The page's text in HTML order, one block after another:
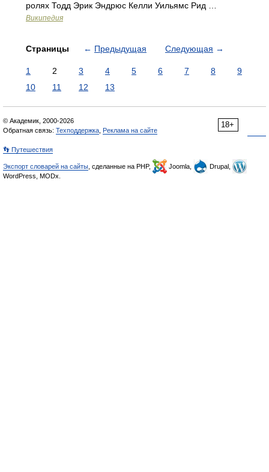
ролях Тодд Эрик Эндрюс Келли Уильямс Рид …
Википедия
Страницы ← Предыдущая Следующая →
1 2 3 4 5 6 7 8
9
10
11 12 13
18+
© Академик, 2000-2026
Обратная связь: Техподдержка Реклама на сайте
👣 Путешествия
Экспорт словарей на сайты , сделанные на PHP, Joomla,
Drupal,
WordPress, MODx.